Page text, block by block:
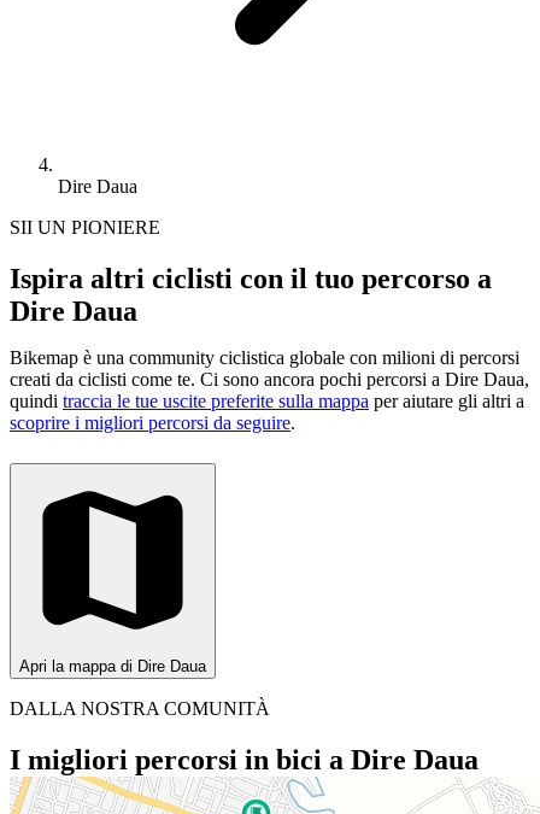
Dire Daua
SII UN PIONIERE
Ispira altri ciclisti con il tuo percorso a
Dire Daua
Bikemap è una community ciclistica globale con milioni di percorsi
creati da ciclisti come te. Ci sono ancora pochi percorsi a Dire Daua,
quindi traccia le tue uscite preferite sulla mappa per aiutare gli altri a
scoprire i migliori percorsi da seguire.
Apri la mappa di Dire Daua
DALLA NOSTRA COMUNITÀ
I migliori percorsi in bici a Dire Daua